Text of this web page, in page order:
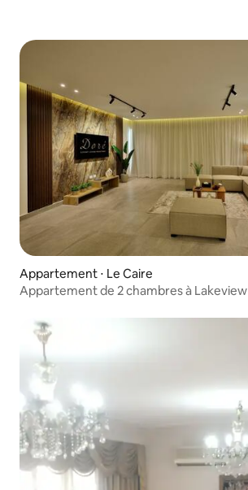
Appartement ⋅ Le Caire
Appartement de 2 chambres à Lakeview